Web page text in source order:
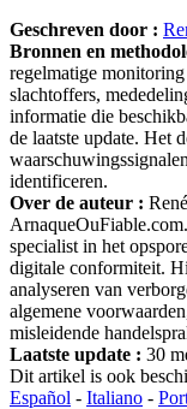
Geschreven door :
Bronnen en
regelmatige
slachtoffers,
informatie die
de laatste update. Het
identificeren.
Over de auteur :
specialist in het
digitale conformiteit.
analyseren van
algemene
misleidende
Laatste update : 30
Dit artikel is ook
Español - Italiano -